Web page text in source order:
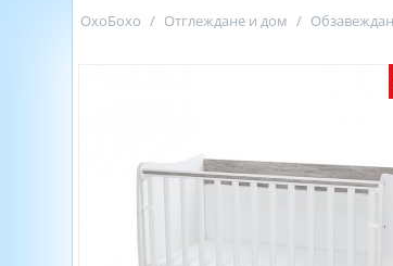
ОхоБохо / Отглеждане и дом /